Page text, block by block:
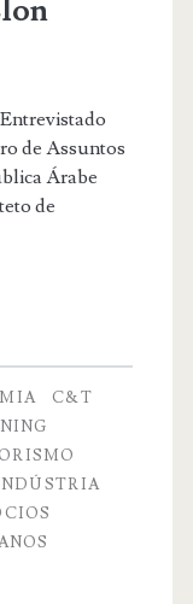
de Assuntos
Árabe
de
C&T